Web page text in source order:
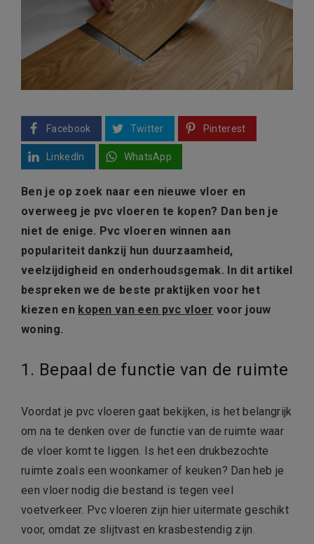
Facebook Twitter Pinterest
LinkedIn WhatsApp
Ben je op zoek naar een nieuwe vloer en
overweeg je pvc vloeren te kopen? Dan ben je
niet de enige. Pvc vloeren winnen aan
populariteit dankzij hun duurzaamheid,
veelzijdigheid en onderhoudsgemak. In dit artikel
bespreken we de beste praktijken voor het
kiezen en kopen van een pvc vloer voor jouw
woning.
1. Bepaal de functie van de ruimte
Voordat je pvc vloeren gaat bekijken, is het belangrijk
om na te denken over de functie van de ruimte waar
de vloer komt te liggen. Is het een drukbezochte
ruimte zoals een woonkamer of keuken? Dan heb je
een vloer nodig die bestand is tegen veel
voetverkeer. Pvc vloeren zijn hier uitermate geschikt
voor, omdat ze slijtvast en krasbestendig zijn.